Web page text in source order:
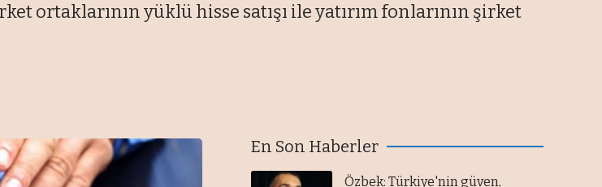
ortaklarının yüklü hisse satışı ile yatırım fonlarının şirket
En Son Haberler
Özbek: Türkiye'nin güven,